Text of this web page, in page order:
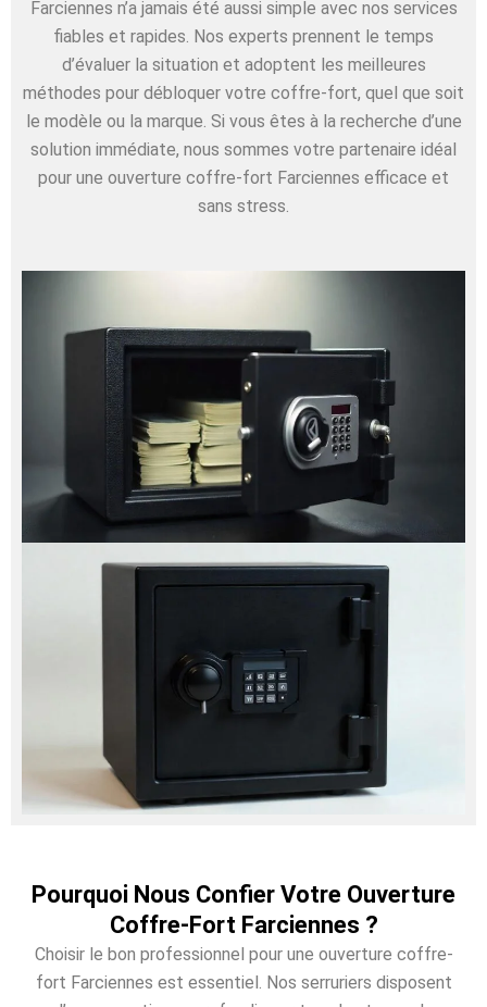
Farciennes n’a jamais été aussi simple avec nos services
fiables et rapides. Nos experts prennent le temps
d’évaluer la situation et adoptent les meilleures
méthodes pour débloquer votre coffre-fort, quel que soit
le modèle ou la marque. Si vous êtes à la recherche d’une
solution immédiate, nous sommes votre partenaire idéal
pour une ouverture coffre-fort Farciennes efficace et
sans stress.
Pourquoi Nous Confier Votre Ouverture
Coffre-Fort Farciennes ?
Choisir le bon professionnel pour une ouverture coffre-
fort Farciennes est essentiel. Nos serruriers disposent